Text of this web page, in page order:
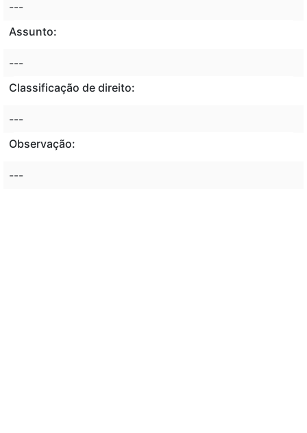
---
Assunto:
---
Classificação de direito:
---
Observação:
---